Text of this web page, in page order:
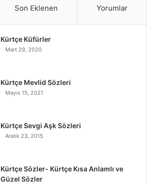
Son Eklenen Yorumlar
Kürtçe Küfürler
Mart 29, 2020
Kürtçe Mevlid Sözleri
Mayıs 15, 2021
Kürtçe Sevgi Aşk Sözleri
Aralık 23, 2015
Kürtçe Sözler- Kürtçe Kısa Anlamlı ve
Güzel Sözler